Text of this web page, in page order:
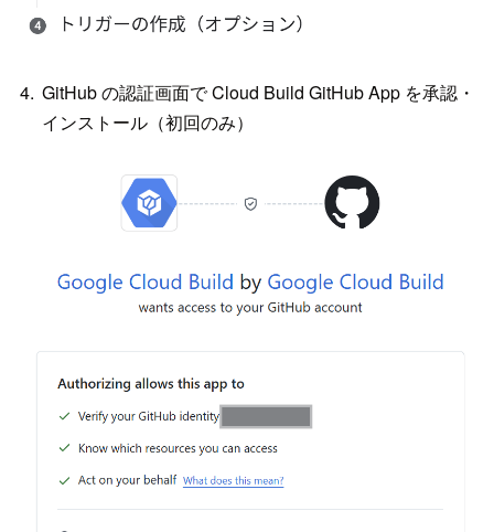
GitHub の認証画面で Cloud Build GitHub App を承認・
インストール（初回のみ）